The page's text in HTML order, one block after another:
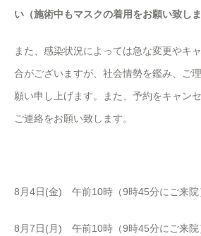
い（施術中もマスクの着用をお願い致しま
また、感染状況によっては急な変更やキ
合がございますが、社会情勢を鑑み、ご
願い申し上げます。また、予約をキャン
ご連絡をお願い致します。
8月4日(金) 午前10時（9時45分にご来院
8月7日(月) 午前10時（9時45分にご来院